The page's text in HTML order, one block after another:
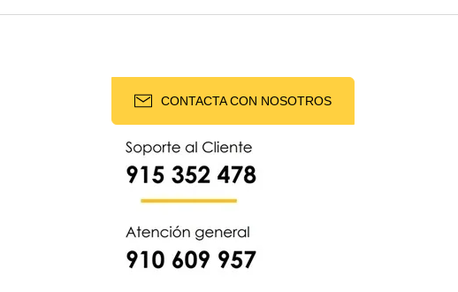
CONTACTA CON NOSOTROS